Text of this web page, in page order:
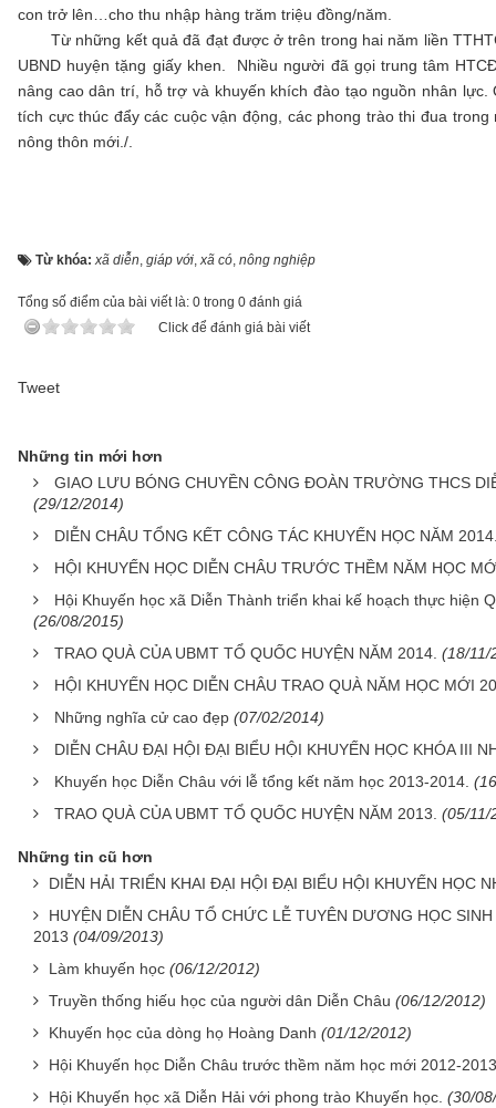
con trở lên…cho thu nhập hàng trăm triệu đồng/năm.
Từ những kết quả đã đạt được ở trên trong hai năm liền
UBND huyện tặng giấy khen. Nhiều người đã gọi trung tâm
nâng cao dân trí, hỗ trợ và khuyến khích đào tạo nguồn nhân
tích cực thúc đẩy các cuộc vận động, các phong trào thi đua
nông thôn mới./.
Từ khóa:xã diễn, giáp với,xã có, nông nghiệp
Tổng số điểm của bài viết là: 0 trong 0 đánh giá
Click để đánh giá bài viết
Tweet
Những tin mới hơn
GIAO LƯU BÓNG CHUYỀN CÔNG ĐOÀN TRƯỜNG THCS
(29/12/2014)
DIỄN CHÂU TỔNG KẾT CÔNG TÁC KHUYẾN HỌC NĂM
HỘI KHUYẾN HỌC DIỄN CHÂU TRƯỚC THỀM NĂM HỌC
Hội Khuyến học xã Diễn Thành triển khai kế hoạch thực hiện
(26/08/2015)
TRAO QUÀ CỦA UBMT TỔ QUỐC HUYỆN NĂM 2014. (18/11/
HỘI KHUYẾN HỌC DIỄN CHÂU TRAO QUÀ NĂM HỌC MỚI
Những nghĩa cử cao đẹp (07/02/2014)
DIỄN CHÂU ĐẠI HỘI ĐẠI BIỂU HỘI KHUYẾN HỌC KHÓA III
Khuyến học Diễn Châu với lễ tổng kết năm học 2013-2014.
TRAO QUÀ CỦA UBMT TỔ QUỐC HUYỆN NĂM 2013. (05/11/
Những tin cũ hơn
DIỄN HẢI TRIỂN KHAI ĐẠI HỘI ĐẠI BIỂU HỘI KHUYẾN HỌC
HUYỆN DIỄN CHÂU TỔ CHỨC LỄ TUYÊN DƯƠNG HỌC
2013 (04/09/2013)
Làm khuyến học (06/12/2012)
Truyền thống hiếu học của người dân Diễn Châu (06/12/2012)
Khuyến học của dòng họ Hoàng Danh (01/12/2012)
Hội Khuyến học Diễn Châu trước thềm năm học mới 2012-2013
Hội Khuyến học xã Diễn Hải với phong trào Khuyến học. (30/